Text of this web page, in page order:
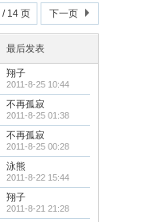
/ 14 页 下一页
最后发表
翔子
2011-8-25 10:44
不再孤寂
2011-8-25 01:38
不再孤寂
2011-8-25 00:28
泳熊
2011-8-22 15:44
翔子
2011-8-21 21:28